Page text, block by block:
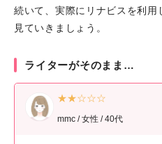
続いて、実際にリナビスを利用
見ていきましょう。
ライターがそのまま…
★★☆☆☆
mmc / 女性 / 40代